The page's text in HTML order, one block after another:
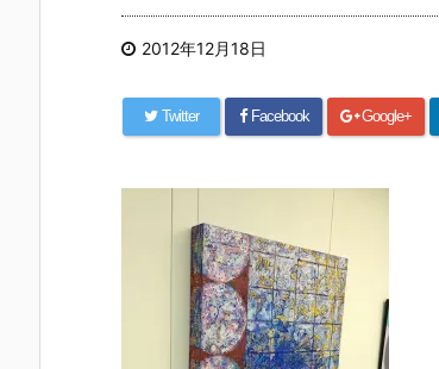
2012年12月18日
Twitter Facebook Google+